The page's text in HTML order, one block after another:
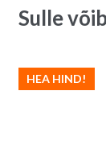
Sulle
HEA HIND!